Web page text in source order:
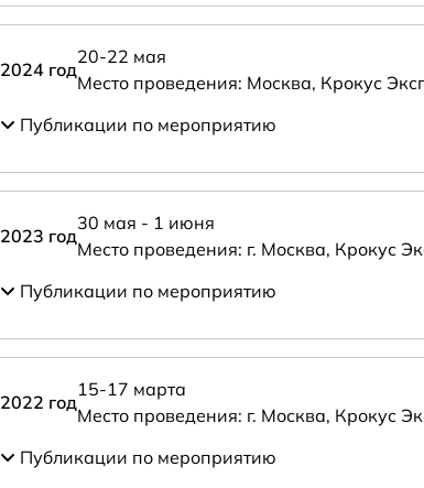
2024 год
20-22 мая
Место проведения: Москва, Крокус
Публикации по мероприятию
2023 год
30 мая - 1 июня
Место проведения: г. Москва, Крокус
Публикации по мероприятию
2022 год
15-17 марта
Место проведения: г. Москва, Крокус
Публикации по мероприятию